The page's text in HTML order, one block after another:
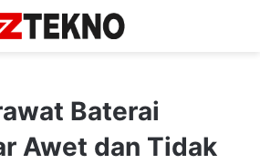
Baterai
Awet dan Tidak